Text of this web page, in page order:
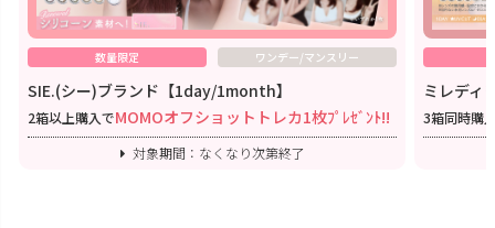
数量限定 ワンデー/マンスリー
SIE.(シー)ブランド【1day/1month】
2箱以上購入でMOMOオフショットトレカ1枚ﾌﾟﾚｾﾞﾝﾄ!!
対象期間：なくなり次第終了
ミレディ
3箱同時購